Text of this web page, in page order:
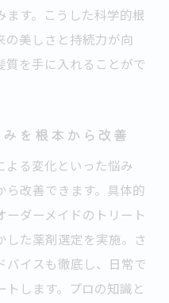
す。こうした科学的根
の美しさと持続力が向
質を手に入れることがで
を根本から改善
よる変化といった悩み
ら改善できます。具体的
ダーメイドのトリート
した薬剤選定を実施。さ
バイスも徹底し、日常で
します。プロの知識と